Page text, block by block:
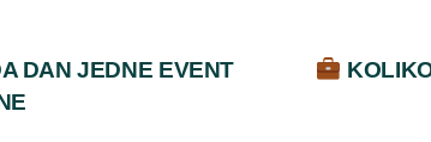
DAN JEDNE EVENT